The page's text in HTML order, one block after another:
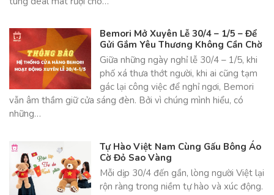
Bemori Mở Xuyên Lễ 30/4 – 1/5 – Để
Gửi Gắm Yêu Thương Không Cần Chờ
Giữa những ngày nghỉ lễ 30/4 – 1/5, khi
phố xá thưa thớt người, khi ai cũng tạm
gác lại công việc để nghỉ ngơi, Bemori
vẫn âm thầm giữ cửa sáng đèn. Bởi vì chúng mình hiểu, có
những…
Tự Hào Việt Nam Cùng Gấu Bông Áo
Cờ Đỏ Sao Vàng
Mỗi dịp 30/4 đến gần, lòng người Việt lại
rộn ràng trong niềm tự hào và xúc động.